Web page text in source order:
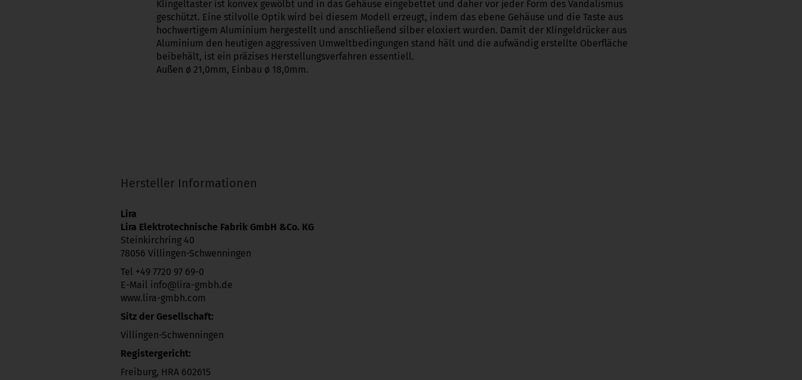
Klingeltaster ist konvex gewölbt und in das Gehäuse eingebettet und daher vor jeder Form des Vandalismus
geschützt. Eine stilvolle Optik wird bei diesem Modell erzeugt, indem das ebene Gehäuse und die Taste aus
hochwertigem Aluminium hergestellt und anschließend silber eloxiert wurden. Damit der Klingeldrücker aus
Aluminium den heutigen aggressiven Umweltbedingungen stand hält und die aufwändig erstellte Oberfläche
beibehält, ist ein präzises Herstellungsverfahren essentiell.
Außen ø 21,0mm, Einbau ø 18,0mm.
Hersteller Informationen
Lira
Lira Elektrotechnische Fabrik GmbH &Co. KG
Steinkirchring 40
78056 Villingen-Schwenningen
Tel +49 7720 97 69-0
E-Mail info@lira-gmbh.de
www.lira-gmbh.com
Sitz der Gesellschaft:
Villingen-Schwenningen
Registergericht:
Freiburg, HRA 602615